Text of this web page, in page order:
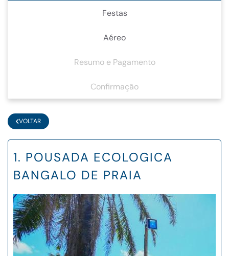
VOLTAR
Festas
Aéreo
Resumo e Pagamento
Confirmação
1. POUSADA ECOLOGICA
BANGALO DE PRAIA